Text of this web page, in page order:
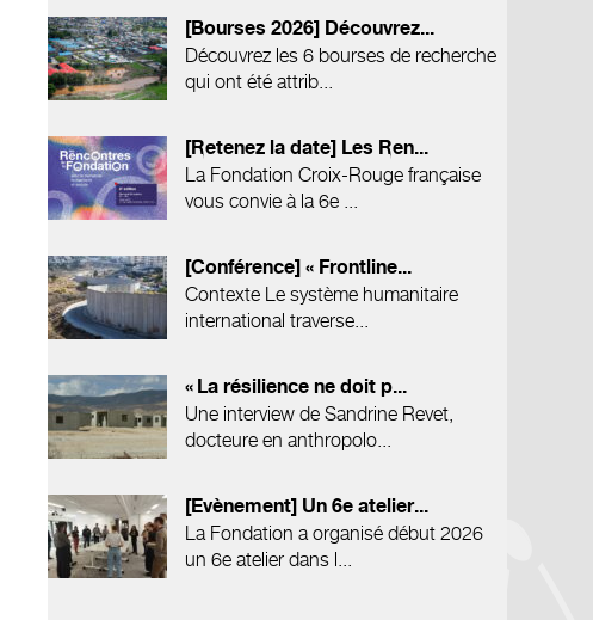
[Bourses 2026] Découvrez...
Découvrez les 6 bourses de recherche
qui ont été attrib...
[Retenez la date] Les Ren...
La Fondation Croix-Rouge française
vous convie à la 6e ...
[Conférence] « Frontline...
Contexte Le système humanitaire
international traverse...
« La résilience ne doit p...
Une interview de Sandrine Revet,
docteure en anthropolo...
[Evènement] Un 6e atelier...
La Fondation a organisé début 2026
un 6e atelier dans l...